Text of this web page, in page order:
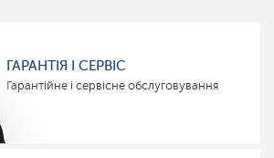
ГАРАНТІЯ І СЕРВІС
Гарантійне і сервісне обслуговування